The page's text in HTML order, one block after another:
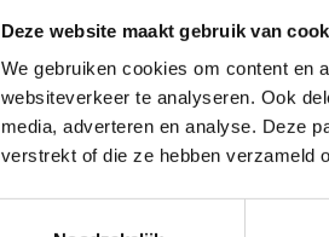
Deze website maakt gebruik van
We gebruiken cookies om content en
websiteverkeer te analyseren. Ook
media, adverteren en analyse. Deze
verstrekt of die ze hebben verzameld
en vrachtwagens. Deze is
in deHippodroomstraat
Wil je graag weten waar de
bevinden? Bekijk danhet
mogelijk om je sessie om te